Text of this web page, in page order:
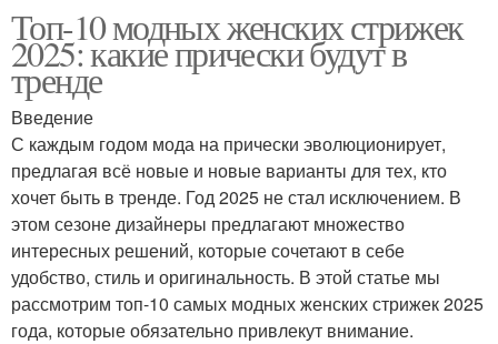
Топ-10 модных женских стрижек
2025: какие прически будут в
тренде
Введение
С каждым годом мода на прически эволюционирует,
предлагая всё новые и новые варианты для тех, кто
хочет быть в тренде. Год 2025 не стал исключением. В
этом сезоне дизайнеры предлагают множество
интересных решений, которые сочетают в себе
удобство, стиль и оригинальность. В этой статье мы
рассмотрим топ-10 самых модных женских стрижек 2025
года, которые обязательно привлекут внимание.